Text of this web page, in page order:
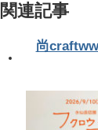
関連記事
尚